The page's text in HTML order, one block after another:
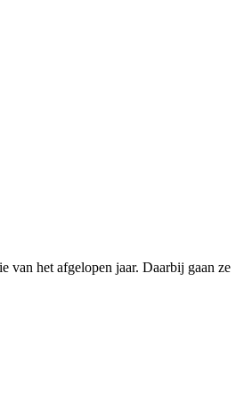
van het afgelopen jaar. Daarbij gaan ze